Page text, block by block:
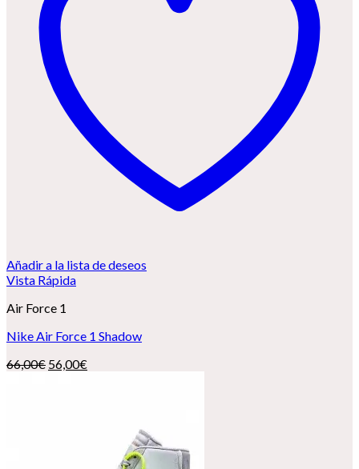
Añadir a la lista de deseos
Vista Rápida
Air Force 1
Nike Air Force 1 Shadow
66,00€ El
56,00€